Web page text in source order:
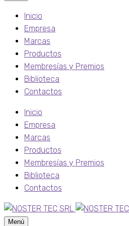
Inicio
Empresa
Marcas
Productos
Membresías y Premios
Biblioteca
Contactos
Inicio
Empresa
Marcas
Productos
Membresías y Premios
Biblioteca
Contactos
Menú